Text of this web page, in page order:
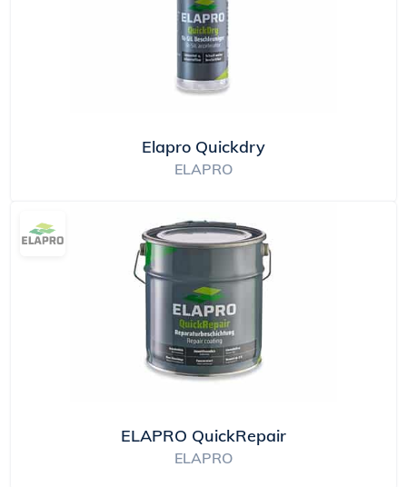
Elapro Quickdry
ELAPRO
ELAPRO QuickRepair
ELAPRO